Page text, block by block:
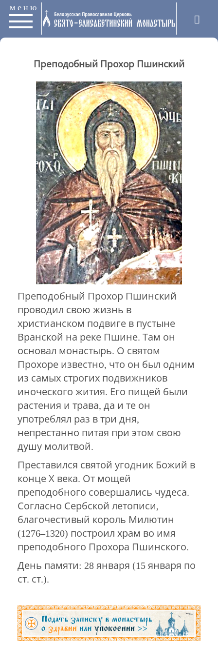
меню
Преподобный Прохор Пшинский
Преподобный Прохор Пшинский
проводил свою жизнь в
христианском подвиге в пустыне
Вранской на реке Пшине. Там он
основал монастырь. О святом
Прохоре известно, что он был одним
из самых строгих подвижников
иноческого жития. Его пищей были
растения и трава, да и те он
употреблял раз в три дня,
непрестанно питая при этом свою
душу молитвой.
Преставился святой угодник Божий в
конце Х века. От мощей
преподобного совершались чудеса.
Согласно Сербской летописи,
благочестивый король Милютин
(1276–1320) построил храм во имя
преподобного Прохора Пшинского.
День памяти: 28 января (15 января по
ст. ст.).